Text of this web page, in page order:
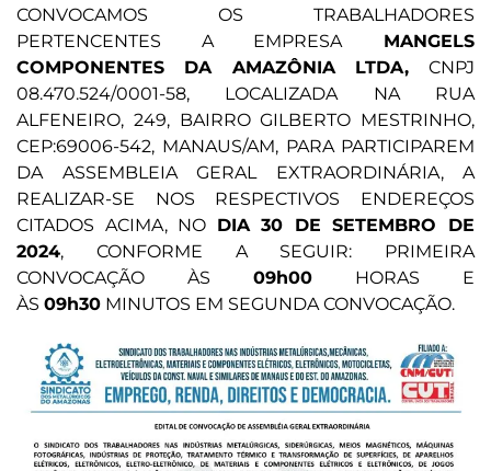
CONVOCAMOS OS TRABALHADORES
PERTENCENTES A EMPRESA MANGELS
COMPONENTES DA AMAZÔNIA LTDA, CNPJ
08.470.524/0001-58, LOCALIZADA NA RUA
ALFENEIRO, 249, BAIRRO GILBERTO MESTRINHO,
CEP:69006-542, MANAUS/AM, PARA PARTICIPAREM
DA ASSEMBLEIA GERAL EXTRAORDINÁRIA, A
REALIZAR-SE NOS RESPECTIVOS ENDEREÇOS
CITADOS ACIMA, NO DIA 30 DE SETEMBRO DE
2024, CONFORME A SEGUIR: PRIMEIRA
CONVOCAÇÃO ÀS 09h00 HORAS E
ÀS 09h30 MINUTOS EM SEGUNDA CONVOCAÇÃO.